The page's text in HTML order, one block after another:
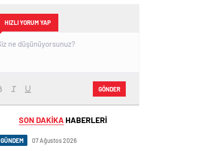
HIZLI YORUM YAP
GÖNDER
SON DAKİKA HABERLERİ
GÜNDEM 07 Ağustos 2026